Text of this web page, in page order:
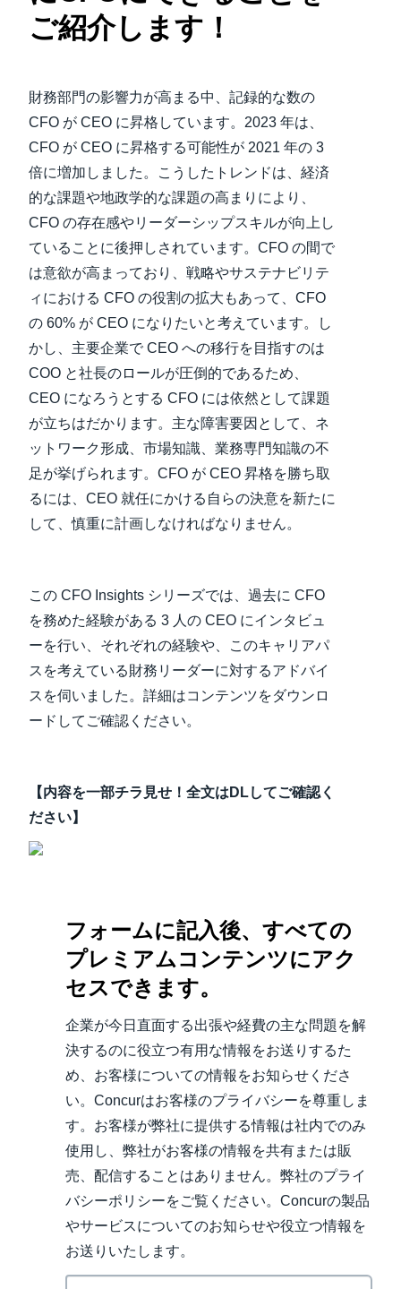
ご紹介します！
財務部門の影響力が高まる中、記録的な数の
CFO が CEO に昇格しています。2023 年は、
CFO が CEO に昇格する可能性が 2021 年の 3
倍に増加しました。こうしたトレンドは、経済
的な課題や地政学的な課題の高まりにより、
CFO の存在感やリーダーシップスキルが向上し
ていることに後押しされています。CFO の間で
は意欲が高まっており、戦略やサステナビリテ
ィにおける CFO の役割の拡大もあって、CFO
の 60% が CEO になりたいと考えています。し
かし、主要企業で CEO への移行を目指すのは
COO と社長のロールが圧倒的であるため、
CEO になろうとする CFO には依然として課題
が立ちはだかります。主な障害要因として、ネ
ットワーク形成、市場知識、業務専門知識の不
足が挙げられます。CFO が CEO 昇格を勝ち取
るには、CEO 就任にかける自らの決意を新たに
して、慎重に計画しなければなりません。
この CFO Insights シリーズでは、過去に CFO
を務めた経験がある 3 人の CEO にインタビュ
ーを行い、それぞれの経験や、このキャリアパ
スを考えている財務リーダーに対するアドバイ
スを伺いました。詳細はコンテンツをダウンロ
ードしてご確認ください。
【内容を一部チラ見せ！全文はDLしてご確認く
ださい】
フォームに記入後、すべての
プレミアムコンテンツにアク
セスできます。
企業が今日直面する出張や経費の主な問題を解
決するのに役立つ有用な情報をお送りするた
め、お客様についての情報をお知らせくださ
い。Concurはお客様のプライバシーを尊重しま
す。お客様が弊社に提供する情報は社内でのみ
使用し、弊社がお客様の情報を共有または販
売、配信することはありません。弊社のプライ
バシーポリシーをご覧ください。Concurの製品
やサービスについてのお知らせや役立つ情報を
お送りいたします。